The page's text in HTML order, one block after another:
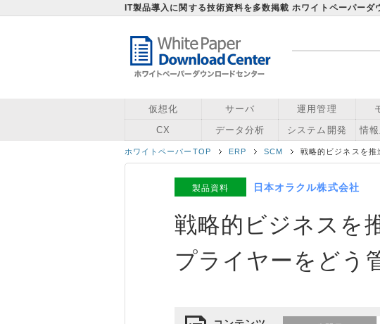
IT製品導入に関する技術資料を多数掲載 ホワイトペーパーダ
仮想化 サーバ 運用管理
CX
データ分析 システム開発 情
ホワイトペーパーTOP ERP SCM 戦略的ビジネスを推
製品資料 日本オラクル株式会社
戦略的ビジネスを
プライヤーをどう